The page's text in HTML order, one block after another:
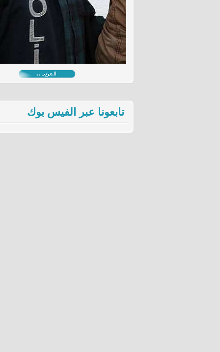
تابعونا عبر الفيس بوك